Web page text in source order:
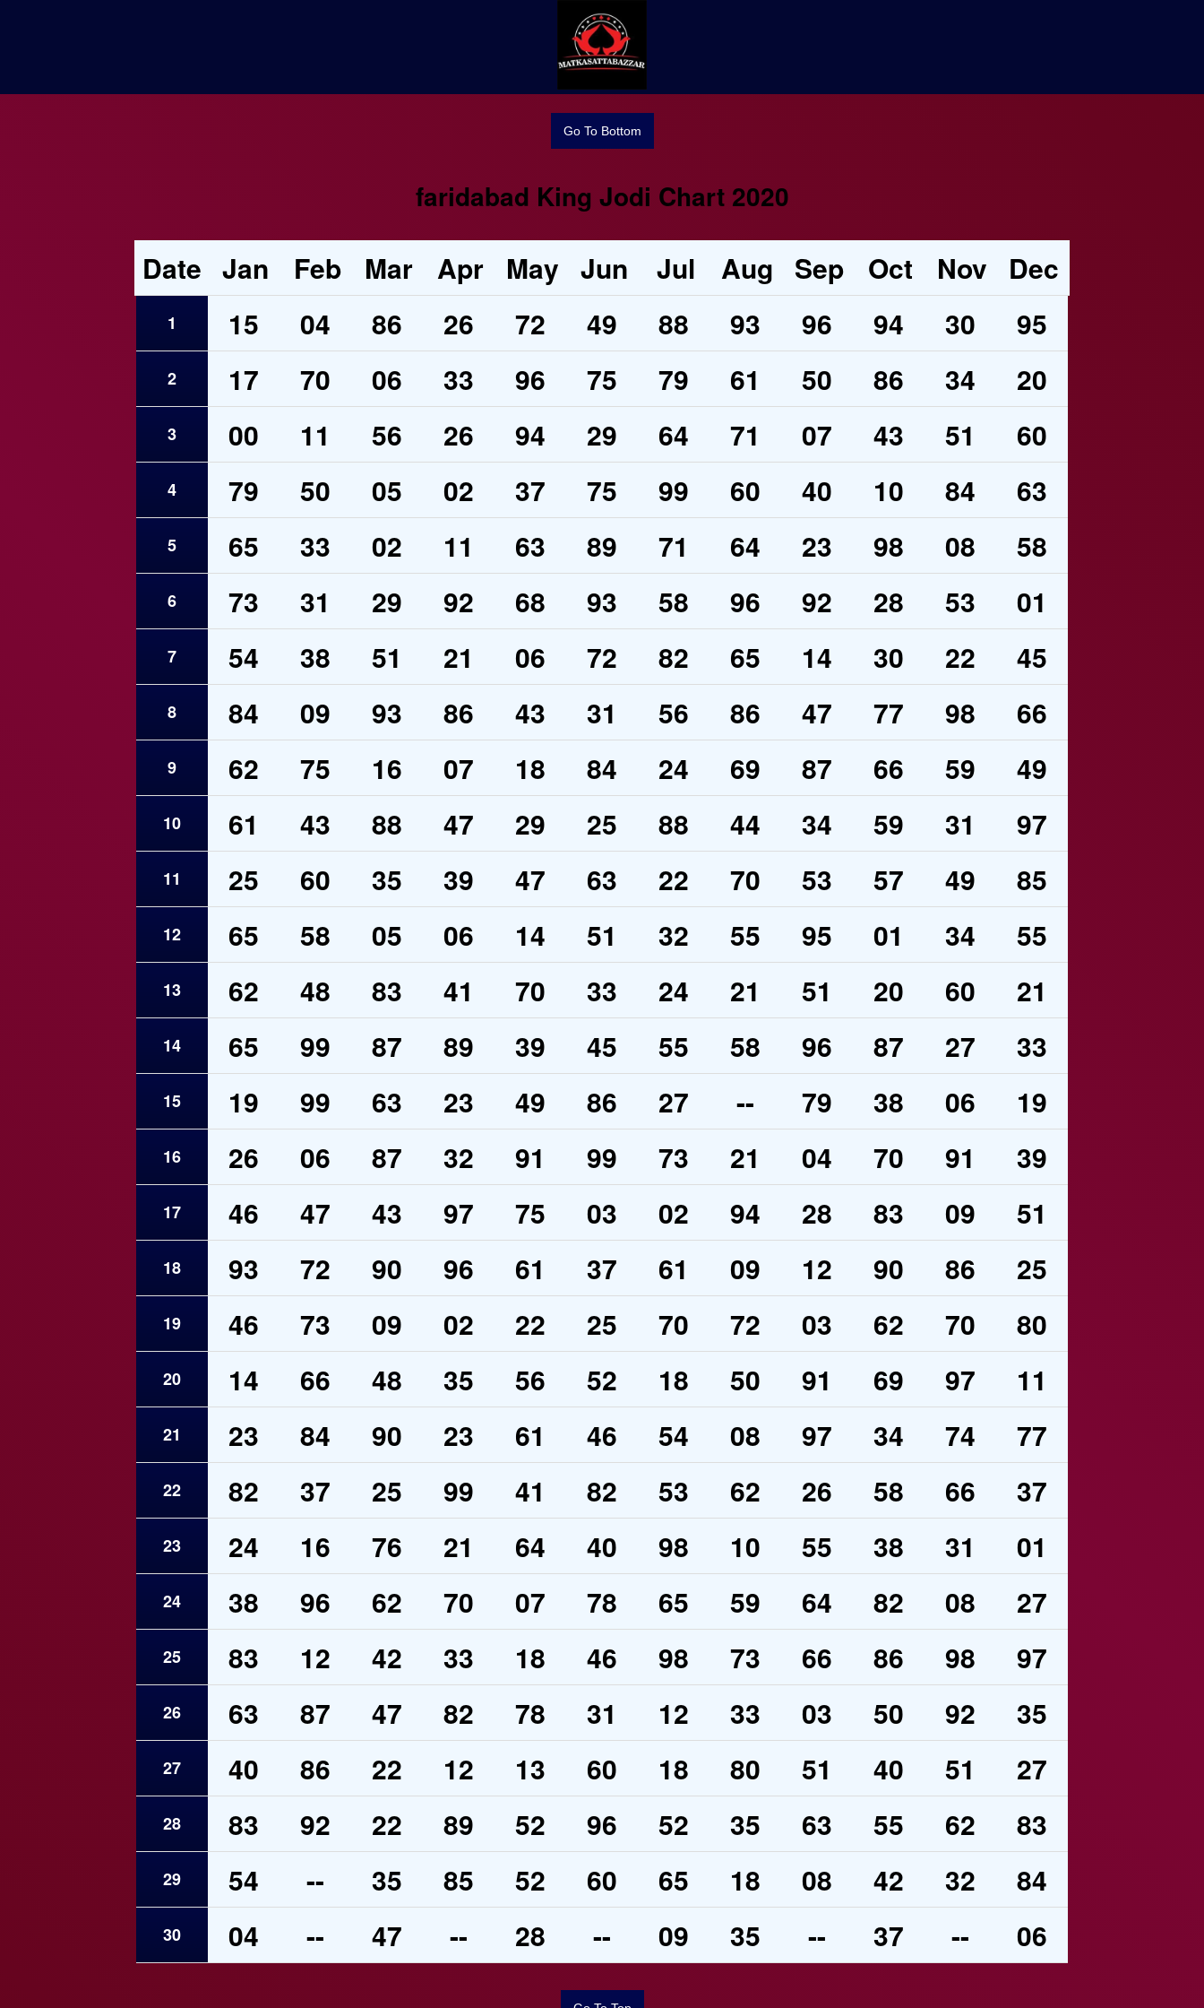
Go To Bottom
faridabad King Jodi Chart 2020
Date Jan Feb Mar Apr May Jun Jul Aug Sep Oct Nov Dec
1 15 04 86 26 72 49 88 93 96 94 30 95
2 17 70 06 33 96 75 79 61 50 86 34 20
3 00 11 56 26 94 29 64 71 07 43 51 60
4 79 50 05 02 37 75 99 60 40 10 84 63
5 65 33 02 11 63 89 71 64 23 98 08 58
6 73 31 29 92 68 93 58 96 92 28 53 01
7 54 38 51 21 06 72 82 65 14 30 22 45
8 84 09 93 86 43 31 56 86 47 77 98 66
9 62 75 16 07 18 84 24 69 87 66 59 49
10 61 43 88 47 29 25 88 44 34 59 31 97
11 25 60 35 39 47 63 22 70 53 57 49 85
12 65 58 05 06 14 51 32 55 95 01 34 55
13 62 48 83 41 70 33 24 21 51 20 60 21
14 65 99 87 89 39 45 55 58 96 87 27 33
15 19 99 63 23 49 86 27 -- 79 38 06 19
16 26 06 87 32 91 99 73 21 04 70 91 39
17 46 47 43 97 75 03 02 94 28 83 09 51
18 93 72 90 96 61 37 61 09 12 90 86 25
19 46 73 09 02 22 25 70 72 03 62 70 80
20 14 66 48 35 56 52 18 50 91 69 97 11
21 23 84 90 23 61 46 54 08 97 34 74 77
22 82 37 25 99 41 82 53 62 26 58 66 37
23 24 16 76 21 64 40 98 10 55 38 31 01
24 38 96 62 70 07 78 65 59 64 82 08 27
25 83 12 42 33 18 46 98 73 66 86 98 97
26 63 87 47 82 78 31 12 33 03 50 92 35
27 40 86 22 12 13 60 18 80 51 40 51 27
28 83 92 22 89 52 96 52 35 63 55 62 83
29 54 -- 35 85 52 60 65 18 08 42 32 84
30 04 -- 47 -- 28 -- 09 35 -- 37 -- 06